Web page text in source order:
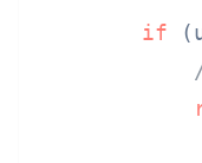
if